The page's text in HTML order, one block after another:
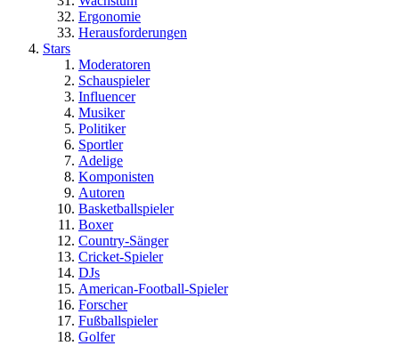
Ergonomie
Herausforderungen
Stars
Moderatoren
Schauspieler
Influencer
Musiker
Politiker
Sportler
Adelige
Komponisten
Autoren
Basketballspieler
Boxer
Country-Sänger
Cricket-Spieler
DJs
American-Football-Spieler
Forscher
Fußballspieler
Golfer